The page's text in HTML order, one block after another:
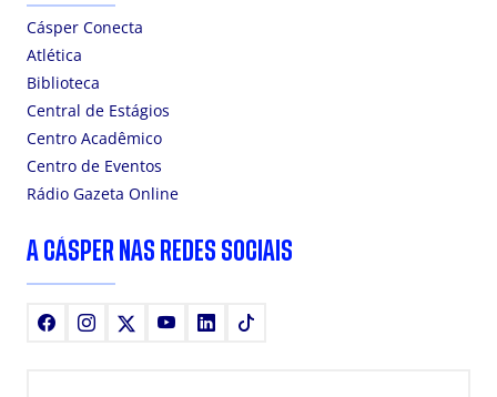
Cásper Conecta
Atlética
Biblioteca
Central de Estágios
Centro Acadêmico
Centro de Eventos
Rádio Gazeta Online
A CÁSPER NAS REDES SOCIAIS
FacebookInstagram YoutubeLinkedIn